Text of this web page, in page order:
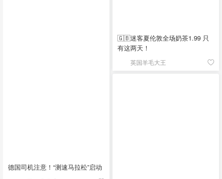
🇬🇧迷客夏伦敦全场奶茶1.99 只
有这两天！
英国羊毛大王
德国司机注意！“测速马拉松”启动